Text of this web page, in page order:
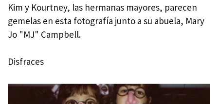
Kim y Kourtney, las hermanas mayores, parecen
gemelas en esta fotografía junto a su abuela, Mary
Jo "MJ" Campbell.
Disfraces